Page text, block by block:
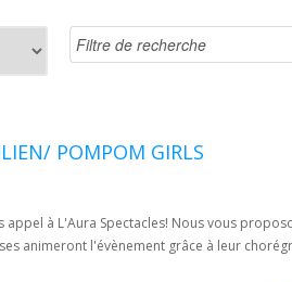
POMPOM GIRLS
à L'Aura Spectacles! Nous vous
animeront l'évènement grâce à leur